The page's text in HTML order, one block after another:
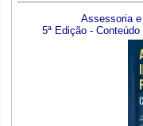
Assessoria
5ª Edição -